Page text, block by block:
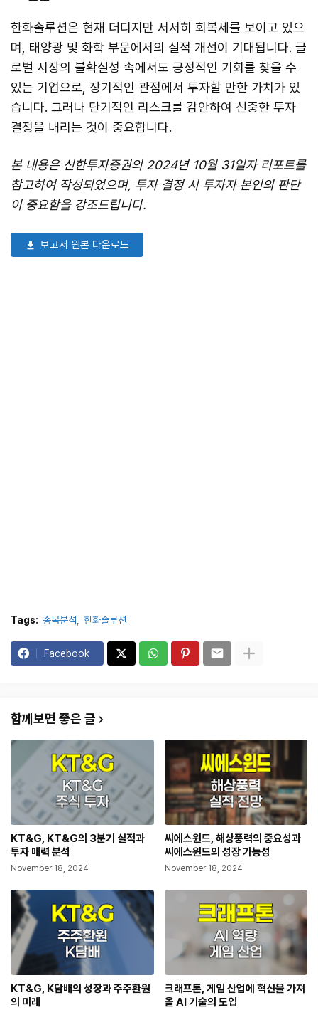
한화솔루션은 현재 더디지만 서서히 회복세를 보이고 있으
며, 태양광 및 화학 부문에서의 실적 개선이 기대됩니다. 글
로벌 시장의 불확실성 속에서도 긍정적인 기회를 찾을 수
있는 기업으로, 장기적인 관점에서 투자할 만한 가치가 있
습니다. 그러나 단기적인 리스크를 감안하여 신중한 투자
결정을 내리는 것이 중요합니다.
본 내용은 신한투자증권의 2024년 10월 31일자 리포트를
참고하여 작성되었으며, 투자 결정 시 투자자 본인의 판단
이 중요함을 강조드립니다.
보고서 원본 다운로드
Tags: 종목분석 한화솔루션
Facebook
함께보면 좋은 글
KT&G, KT&G의 3분기 실적과
투자 매력 분석
November 18, 2024
씨에스윈드, 해상풍력의 중요성과
씨에스윈드의 성장 가능성
November 18, 2024
KT&G, K담배의 성장과 주주환원
의 미래
크래프톤, 게임 산업에 혁신을 가져
올 AI 기술의 도입